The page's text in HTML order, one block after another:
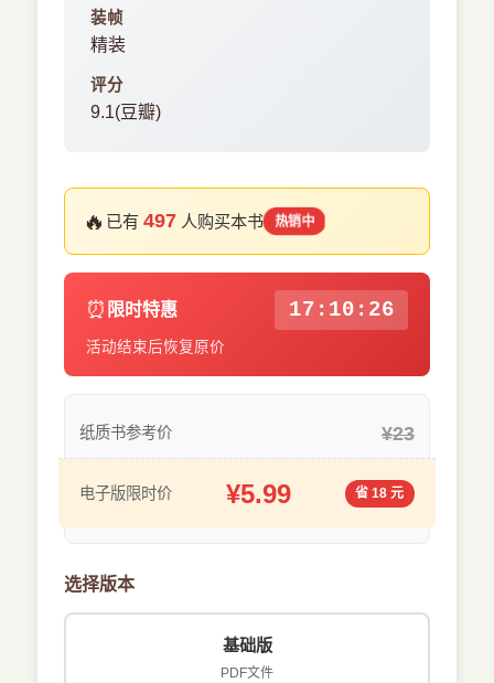
装帧
精装
评分
9.1(豆瓣)
🔥 已有497 人购买本书 热销中
⏰ 限时特惠 17:10:26
活动结束后恢复原价
纸质书参考价 ¥23
电子版限时价 ¥5.99 省 18 元
选择版本
基础版
PDF文件